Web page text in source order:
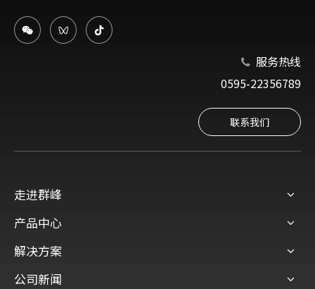
 服务热线
0595-22356789
联系我们
走进群峰
产品中心
解决方案
公司新闻